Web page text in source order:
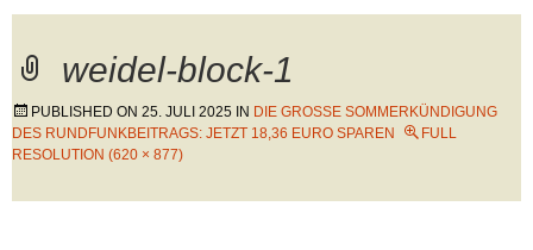
weidel-block-1
PUBLISHED ON 25. JULI 2025 IN DIE GROSSE SOMMERKÜNDIGUNG D
ES RUNDFUNKBEITRAGS: JETZT 18,36 EURO SPAREN
FULL
RESOLUTION (620 × 877)